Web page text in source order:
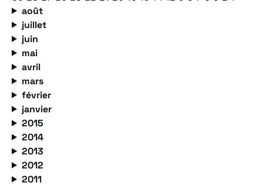
août
juillet
juin
mai
avril
mars
février
janvier
2015
2014
2013
2012
2011